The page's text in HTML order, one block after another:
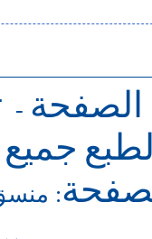
الصفحة -
: